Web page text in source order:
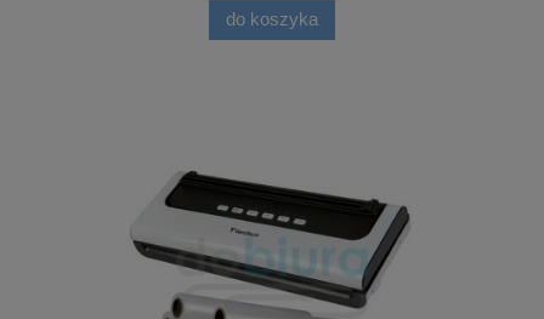
do koszyka